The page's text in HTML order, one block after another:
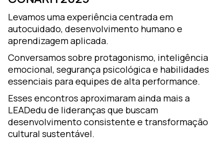
Levamos uma experiência centrada em
autocuidado, desenvolvimento humano e
aprendizagem aplicada.
Conversamos sobre protagonismo, inteligência
emocional, segurança psicológica e habilidades
essenciais para equipes de alta performance.
Esses encontros aproximaram ainda mais a
LEADedu de lideranças que buscam
desenvolvimento consistente e transformação
cultural sustentável.